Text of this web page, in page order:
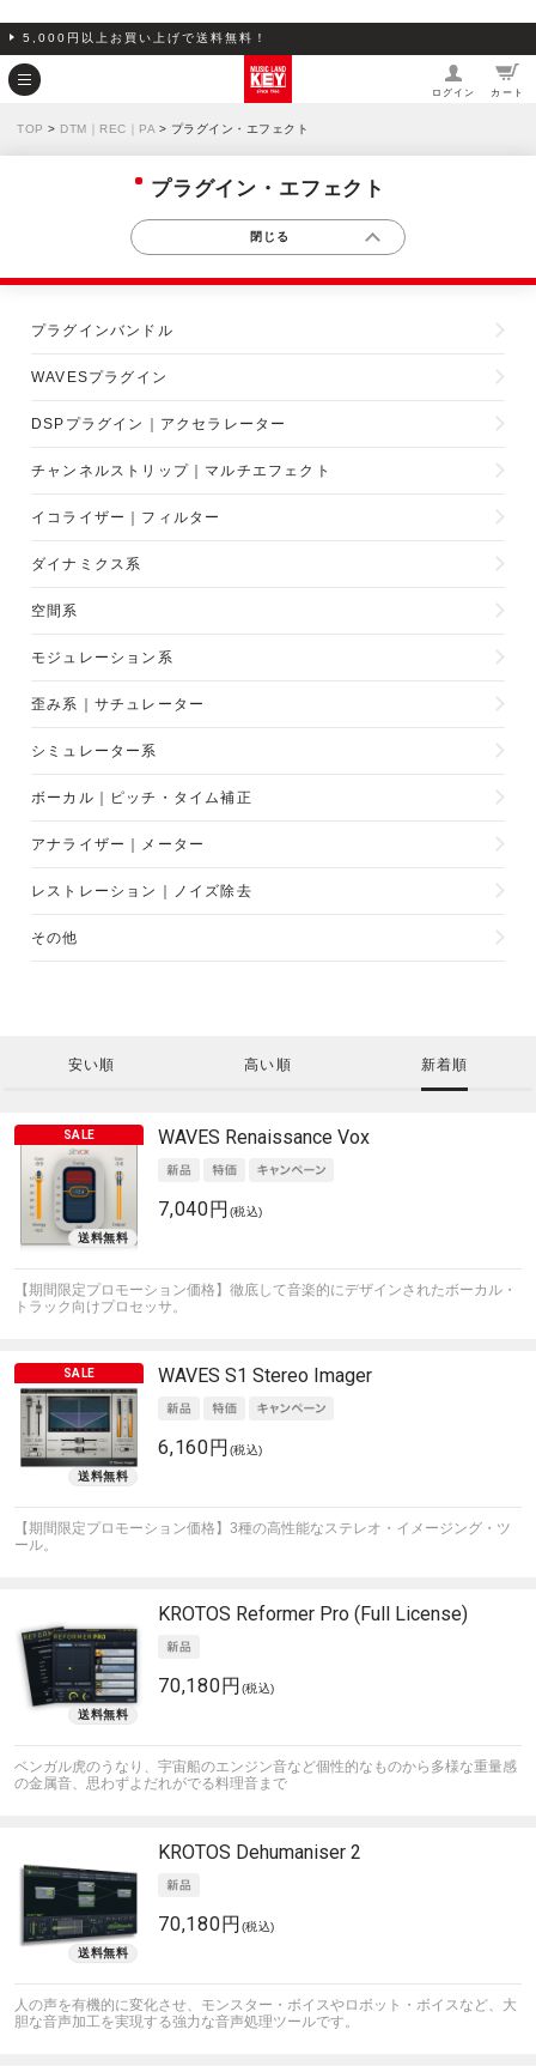
5,000円以上お買い上げで送料無料！
ログイン カート
TOP > DTM｜REC｜PA > プラグイン・エフェクト
プラグイン・エフェクト
プラグインバンドル
WAVESプラグイン
DSPプラグイン｜アクセラレーター
チャンネルストリップ｜マルチエフェクト
イコライザー｜フィルター
ダイナミクス系
空間系
モジュレーション系
歪み系｜サチュレーター
シミュレーター系
ボーカル｜ピッチ・タイム補正
アナライザー｜メーター
レストレーション｜ノイズ除去
その他
安い順 高い順 新着順
WAVES Renaissance Vox
7,040円 (税込)
【期間限定プロモーション価格】徹底して音楽的にデザインされたボーカル・
トラック向けプロセッサ。
WAVES S1 Stereo Imager
6,160円 (税込)
【期間限定プロモーション価格】3種の高性能なステレオ・イメージング・ツ
ール。
KROTOS Reformer Pro (Full License)
70,180円 (税込)
ベンガル虎のうなり、宇宙船のエンジン音など個性的なものから多様な重量感
の金属音、思わずよだれがでる料理音まで
KROTOS Dehumaniser 2
70,180円 (税込)
人の声を有機的に変化させ、モンスター・ボイスやロボット・ボイスなど、大
胆な音声加工を実現する強力な音声処理ツールです。